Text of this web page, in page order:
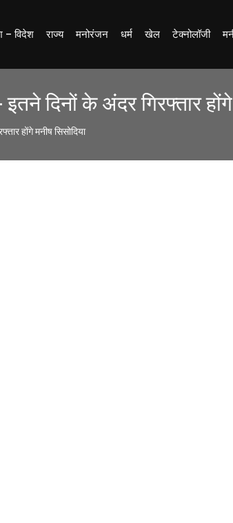
– विदेश राज्य मनोरंजन धर्म खेल टेक्नोलॉजी
दिनों के अंदर गिरफ्तार होंगे
होंगे मनीष सिसोदिया